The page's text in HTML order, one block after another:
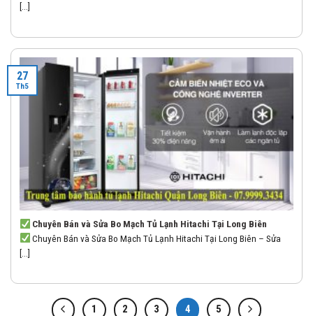
[...]
Chuyên Bán và Sửa Bo Mạch Tủ Lạnh Hitachi Tại Long Biên
Chuyên Bán và Sửa Bo Mạch Tủ Lạnh Hitachi Tại Long Biên – Sửa
[...]
27
Th5
1 2 3 4 5